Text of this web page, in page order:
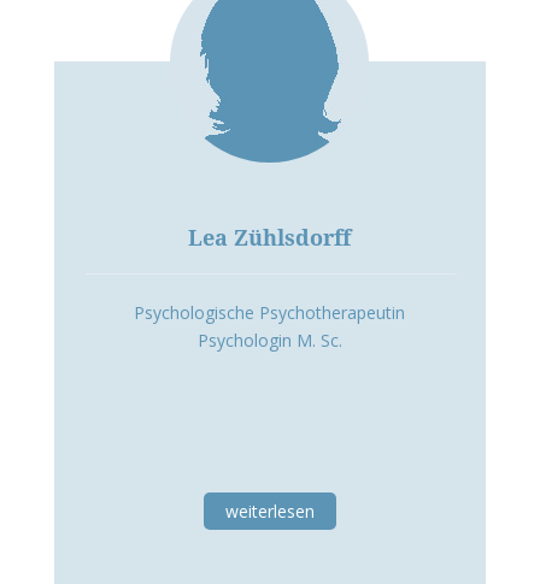
Lea Zühlsdorff
Psychologische Psychotherapeutin
Psychologin M. Sc.
weiterlesen